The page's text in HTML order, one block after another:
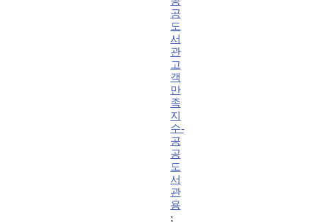
공
도
서
관
고
객
만
족
지
수-
공
공
도
서
관
용
;